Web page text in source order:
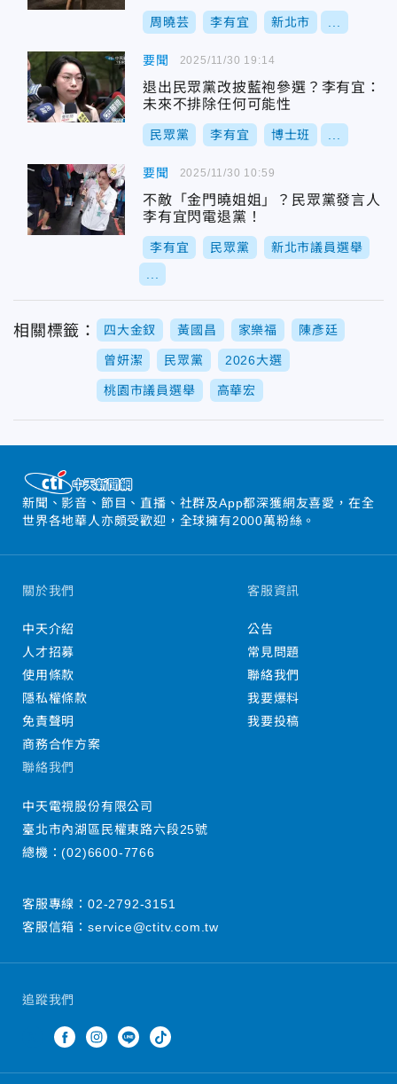
周曉芸 李有宜 新北市
要聞
退出民眾黨改披藍袍參選？李有宜：
未來不排除任何可能性
民眾黨 李有宜 博士班
2025/11/30 19:14
要聞
不敵「金門曉姐姐」？民眾黨發言人
李有宜閃電退黨！
李有宜 民眾黨 新北市議員選舉
2025/11/30 10:59
相關標籤： 四大金釵 黃國昌 家樂福 陳彥廷
曾妍潔 民眾黨 2026大選
桃園市議員選舉 高華宏
新聞、影音、節目、直播、社群及App都深獲網友喜愛，在全
世界各地華人亦頗受歡迎，全球擁有2000萬粉絲。
追蹤我們
關於我們
中天介紹
人才招募
使用條款
隱私權條款
免責聲明
商務合作方案
客服資訊
公告
常見問題
聯絡我們
我要爆料
我要投稿
聯絡我們
中天電視股份有限公司
臺北市內湖區民權東路六段25號
總機：(02)6600-7766
客服專線： 02-2792-3151
客服信箱： service@ctitv.com.tw